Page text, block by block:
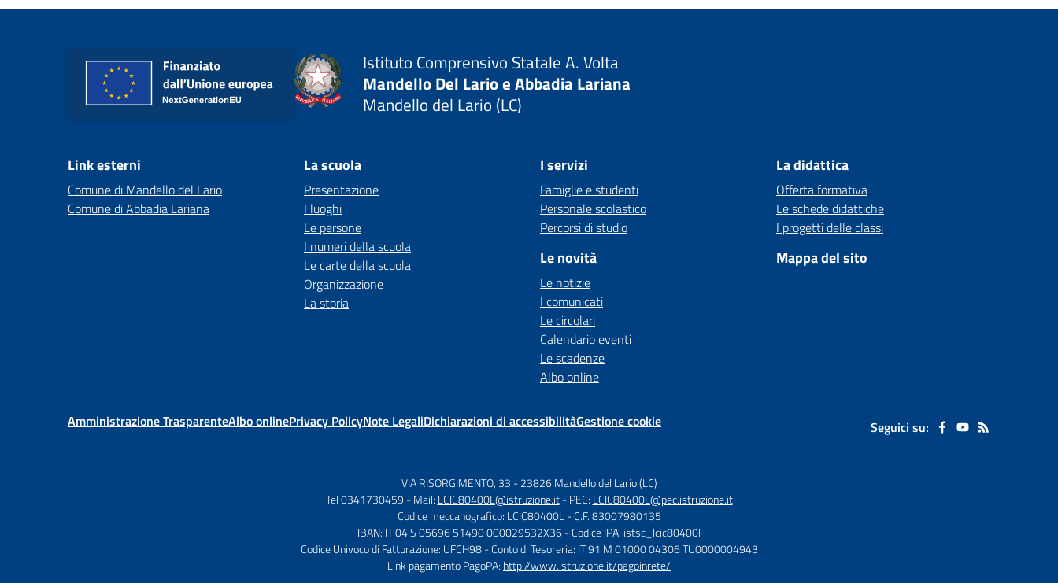
Istituto Comprensivo Statale A. Volta
Mandello Del Lario e Abbadia Lariana
Mandello del Lario (LC)
Link esterni
Comune di Mandello del Lario
Comune di Abbadia Lariana
La scuola
Presentazione
I luoghi
Le persone
I numeri della scuola
Le carte della scuola
Organizzazione
La storia
I servizi
Famiglie e studenti
Personale scolastico
Percorsi di studio
Le novità
Le notizie
I comunicati
Le circolari
Calendario eventi
Le scadenze
Albo online
La didattica
Offerta formativa
Le schede didattiche
I progetti delle classi
Mappa del sito
Amministrazione TrasparenteAlbo onlinePrivacy PolicyNote LegaliDichiarazioni di accessibilitàGestione cookie Seguici su:
VIA RISORGIMENTO, 33 -23826 Mandello del Lario (LC)
Tel 0341730459 - Mail: LCIC80400L@istruzione.it - PEC: LCIC80400L@pec.istruzione.it
Codice meccanografico: LCIC80400L - C.F. 83007980135
IBAN: IT 04 S 05696 51490 000029532X36- Codice IPA: istsc_lcic80400l
Codice Univoco di Fatturazione: UFCH98 - Conto di Tesoreria: IT 91 M 01000 04306 TU0000004943
Link pagamento PagoPA: http://www.istruzione.it/pagoinrete/